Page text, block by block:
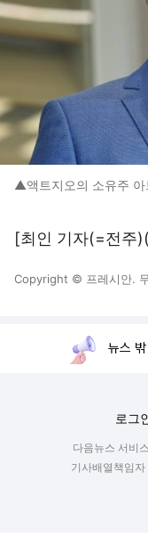
▲액트지오의 소유주
[최인 기자(=전주
Copyright © 프레시안.
뉴스
로그
다음뉴스 서비
기사배열책임자